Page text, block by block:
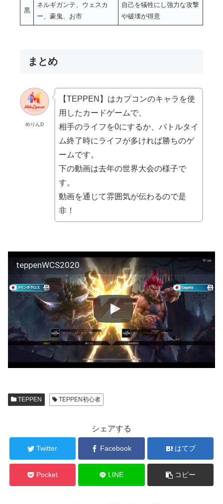
黒
ネルギガンテ、ウェスカ
ー、豪鬼、お市
自己を犠牲にし強力な攻撃
や破壊が得意
まとめ
めりんD
【TEPPEN】はカプコンのキャラを使
用したカードゲームで、
相手のライフを0にするか、バトルタイ
ム終了時にライフが多ければ勝ちのゲ
ームです。
下の動画は去年の世界大会の様子で
す。
動画を通じて雰囲気が伝わるので是
非！
teppenWCS2020
TEPPEN TEPPEN初心者
シェアする
Twitter Facebook はてブ
Pocket LINE コピー